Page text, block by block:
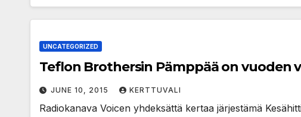
UNCATEGORIZED
Teflon Brothersin Pämppää on vuoden
JUNE 10, 2015 KERTTUVALI
Radiokanava Voicen yhdeksättä kertaa järjestämä